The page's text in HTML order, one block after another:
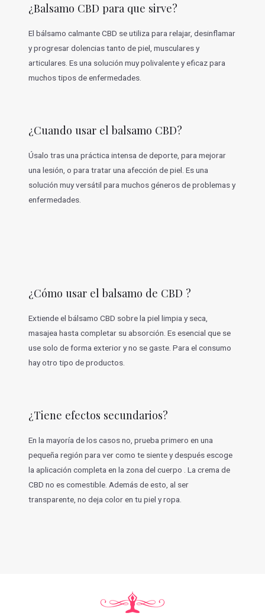
i
o
e
s
¿Balsamo CBD para que sirve?
El bálsamo calmante CBD se utiliza para relajar, desinflamar
y progresar dolencias tanto de piel, musculares y
articulares. Es una solución muy polivalente y eficaz para
muchos tipos de enfermedades.
¿Cuando usar el balsamo CBD?
Úsalo tras una práctica intensa de deporte, para mejorar
una lesión, o para tratar una afección de piel. Es una
solución muy versátil para muchos géneros de problemas y
enfermedades.
¿Cómo usar el balsamo de CBD ?
Extiende el bálsamo CBD sobre la piel limpia y seca,
masajea hasta completar su absorción. Es esencial que se
use solo de forma exterior y no se gaste. Para el consumo
hay otro tipo de productos.
¿Tiene efectos secundarios?
En la mayoría de los casos no, prueba primero en una
pequeña región para ver como te siente y después escoge
la aplicación completa en la zona del cuerpo . La crema de
CBD no es comestible. Además de esto, al ser
transparente, no deja color en tu piel y ropa.